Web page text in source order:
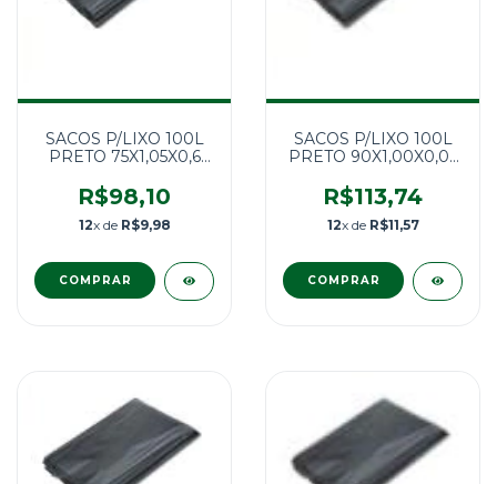
SACOS P/LIXO 100L
PRETO 75X1,05X0,6
R$98,10
12x de R$9,98
SACOS P/LIXO 100L
PRETO 90X1,00X0,06
R$113,74
12x de R$11,57